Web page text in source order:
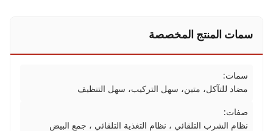
سمات المنتج المخصصة
سمات:
مضاد للتآكل، متين، سهل التركيب، سهل التنظيف
صفات:
نظام الشرب التلقائي ، نظام التغذية التلقائي ، جمع البيض